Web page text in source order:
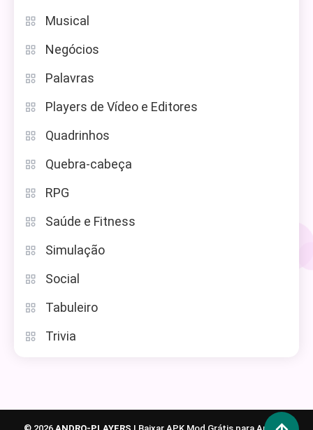
Musical
Negócios
Palavras
Players de Vídeo e Editores
Quadrinhos
Quebra-cabeça
RPG
Saúde e Fitness
Simulação
Social
Tabuleiro
Trivia